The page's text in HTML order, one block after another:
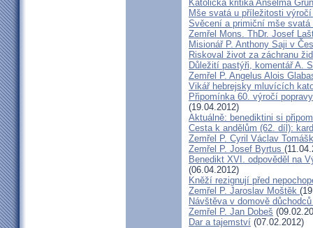
Katolická kritika Anselma
Mše svatá u příležitosti
Svěcení a primiční mše
Zemřel Mons. ThDr. Josef
Misionář P. Anthony Saji v
Riskoval život za záchranu
Důležití pastýři, komentář A.
Zemřel P. Angelus Alois
Vikář hebrejsky mluvících
Připomínka 60. výročí
(19.04.2012)
Aktuálně: benediktini si
Cesta k andělům (62. díl):
Zemřel P. Cyril Václav
Zemřel P. Josef Byrtus
Benedikt XVI. odpověděl na
(06.04.2012)
Kněží rezignují před
Zemřel P. Jaroslav Moštěk
Návštěva v domově
Zemřel P. Jan Dobeš
Dar a tajemství (07.02.2012)